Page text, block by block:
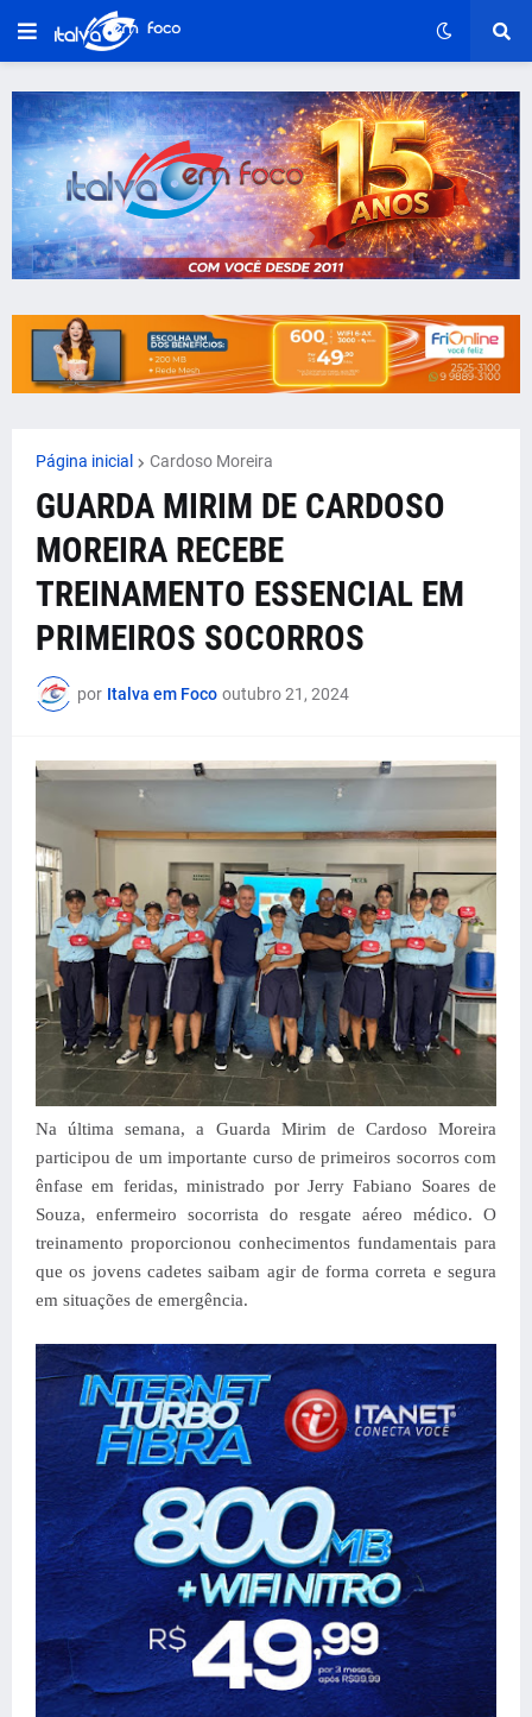
Página inicial Cardoso Moreira
GUARDA MIRIM DE CARDOSO
MOREIRA RECEBE
TREINAMENTO ESSENCIAL EM
PRIMEIROS SOCORROS
por Italva em Foco outubro 21, 2024
Na última semana, a Guarda Mirim de Cardoso Moreira
participou de um importante curso de primeiros socorros com
ênfase em feridas, ministrado por Jerry Fabiano Soares de
Souza, enfermeiro socorrista do resgate aéreo médico. O
treinamento proporcionou conhecimentos fundamentais para
que os jovens cadetes saibam agir de forma correta e segura
em situações de emergência.